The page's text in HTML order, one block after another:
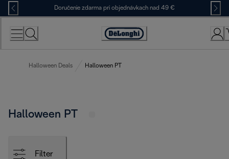
Skip
to
Content
Doručenie zdarma pri objednávkach nad 49 €
Accessibility
Halloween Deals Halloween PT
Halloween PT
Filter